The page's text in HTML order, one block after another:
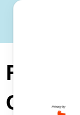
Food
Cosa